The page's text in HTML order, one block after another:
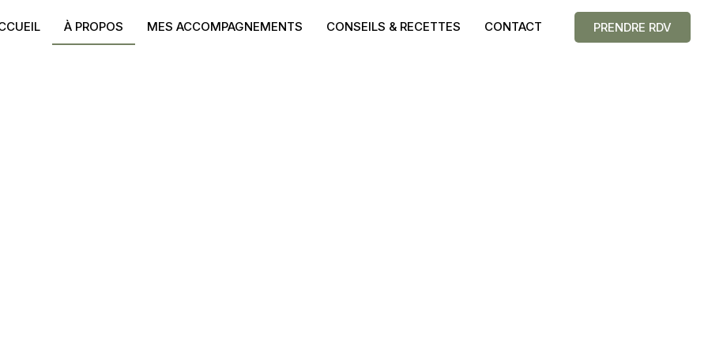
À PROPOS MES ACCOMPAGNEMENTS CONSEILS & RECETTES CONTACT PRENDRE RDV